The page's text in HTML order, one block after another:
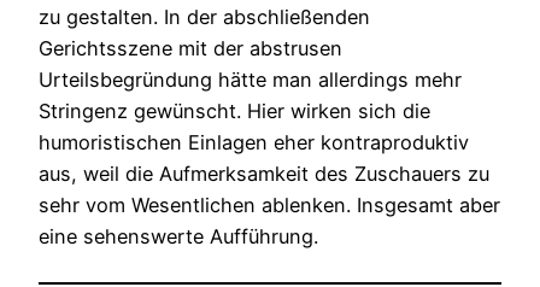
zu gestalten. In der abschließenden
Gerichtsszene mit der abstrusen
Urteilsbegründung hätte man allerdings mehr
Stringenz gewünscht. Hier wirken sich die
humoristischen Einlagen eher kontraproduktiv
aus, weil die Aufmerksamkeit des Zuschauers zu
sehr vom Wesentlichen ablenken. Insgesamt aber
eine sehenswerte Aufführung.